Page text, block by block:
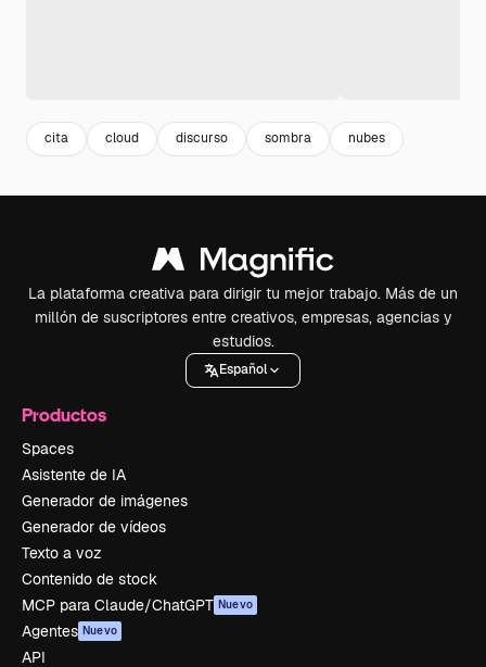
cita cloud discurso sombra nubes
La plataforma creativa para dirigir tu mejor trabajo. Más de un
millón de suscriptores entre creativos, empresas, agencias y
estudios.
Español
Productos
Spaces
Asistente de IA
Generador de imágenes
Generador de vídeos
Texto a voz
Contenido de stock
MCP para Claude/ChatGPT Nuevo
Agentes Nuevo
API